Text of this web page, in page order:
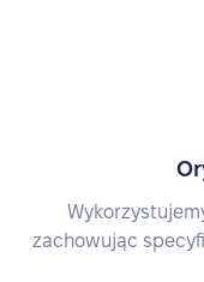
zachowując